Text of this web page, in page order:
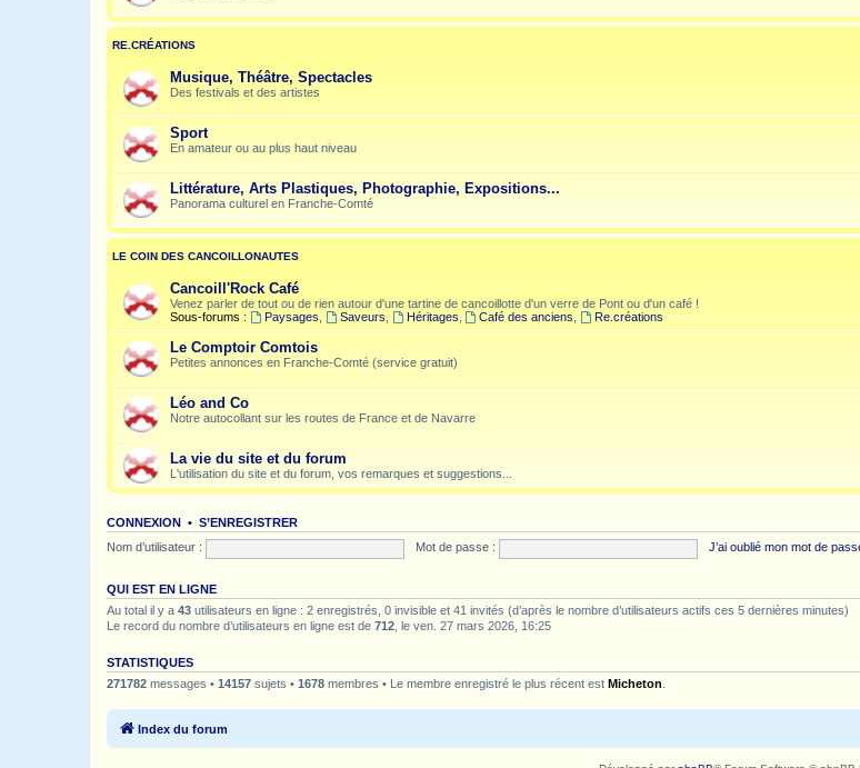
RE.CRÉATIONS
Musique, Théâtre, Spectacles
Des festivals et des artistes
Sport
En amateur ou au plus haut niveau
Littérature, Arts Plastiques, Photographie, Expositions...
Panorama culturel en Franche-Comté
LE COIN DES CANCOILLONAUTES
Cancoill'Rock Café
Venez parler de tout ou de rien autour d'une tartine de cancoillotte d'un verre de Pont ou d'un café !
Sous-forums :
Paysages Saveurs Héritages Café des anciens Re.créations
Le Comptoir Comtois
Petites annonces en Franche-Comté (service gratuit)
Léo and Co
Notre autocollant sur les routes de France et de Navarre
La vie du site et du forum
L'utilisation du site et du forum, vos remarques et suggestions...
CONNEXION • S’ENREGISTRER
Nom d’utilisateur :
Mot de passe : J’ai oublié mon mot de
QUI EST EN LIGNE
Au total il y a 43 utilisateurs en ligne : 2 enregistrés, 0 invisible et 41 invités (d’après le nombre d’utilisateurs actifs ces 5 dernières minutes)
Le record du nombre d’utilisateurs en ligne est de 712 , le ven. 27 mars 2026, 16:25
STATISTIQUES
271782 messages • 14157 sujets • 1678 membres • Le membre enregistré le plus récent est Micheton
Index du forum